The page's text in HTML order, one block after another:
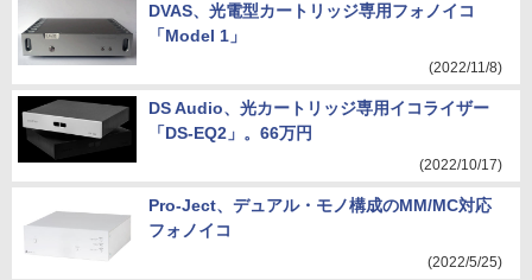
DVAS、光電型カートリッジ専用フォノイコ
「Model 1」
(2022/11/8)
DS Audio、光カートリッジ専用イコライザー
「DS-EQ2」。66万円
(2022/10/17)
Pro-Ject、デュアル・モノ構成のMM/MC対応
フォノイコ
(2022/5/25)